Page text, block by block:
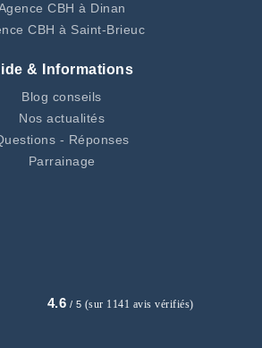
CBH à Dinan
CBH à Saint-Brieuc
& Informations
Blog conseils
Nos actualités
- Réponses
Parrainage
4.6 / 5 (sur 1141 avis vérifiés)